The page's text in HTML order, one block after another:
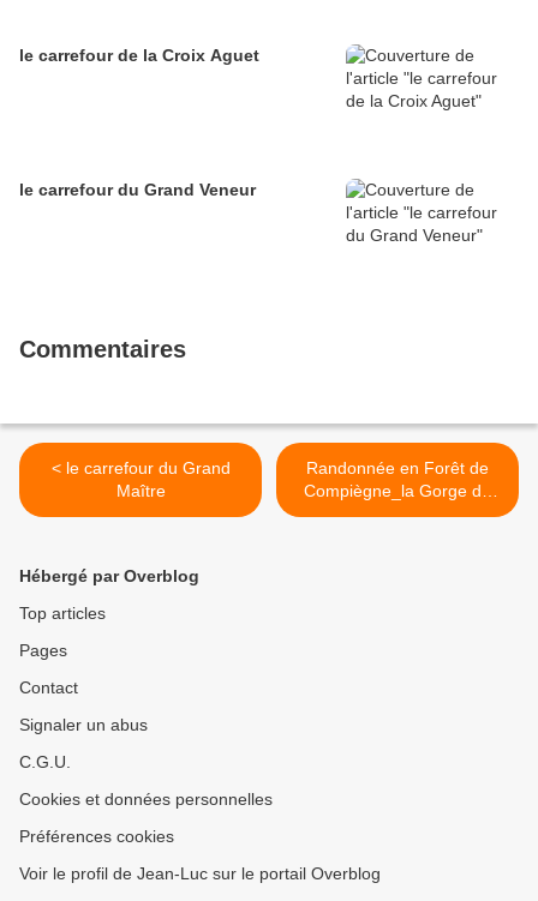
le carrefour de la Croix Aguet
le carrefour du Grand Veneur
Commentaires
< le carrefour du Grand
Maître
Randonnée en Forêt de
Compiègne_la Gorge du
Han_la Queue de St-
Hébergé par Overblog
Top articles
Pages
Contact
Signaler un abus
C.G.U.
Cookies et données personnelles
Préférences cookies
Voir le profil de Jean-Luc sur le portail Overblog